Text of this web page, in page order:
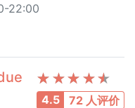
22:00
4.5 72 人评价